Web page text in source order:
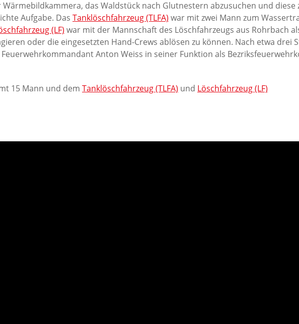
das Waldstück nach Glutnestern abzusuchen und
Aufgabe. Das Tanklöschfahrzeug (TLFA) war mit zwei Mann zum
(LF) war mit der Mannschaft des Löschfahrzeugs aus Rohrbach
oder die eingesetzten Hand-Crews ablösen zu können. Nach etwa drei
Anton Weiss in seiner Funktion als
15 Mann und dem Tanklöschfahrzeug (TLFA) und Löschfahrzeug (LF)